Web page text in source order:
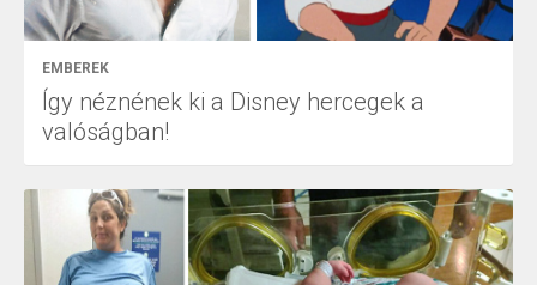
EMBEREK
Így néznének ki a Disney hercegek a
valóságban!